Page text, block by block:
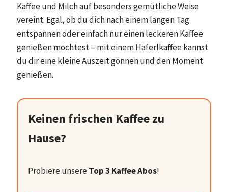
Kaffee und Milch auf besonders gemütliche Weise
vereint. Egal, ob du dich nach einem langen Tag
entspannen oder einfach nur einen leckeren Kaffee
genießen möchtest – mit einem Häferlkaffee kannst
du dir eine kleine Auszeit gönnen und den Moment
genießen.
Keinen frischen Kaffee zu
Hause?
Probiere unsereTop 3 Kaffee Abos!